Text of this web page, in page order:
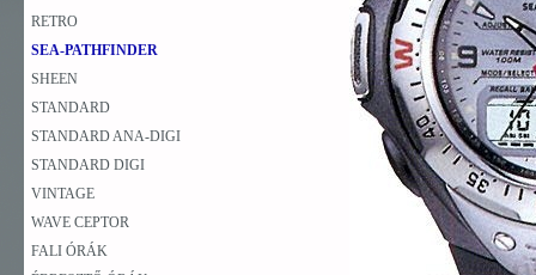
RETRO
SEA-PATHFINDER
SHEEN
STANDARD
STANDARD ANA-DIGI
STANDARD DIGI
VINTAGE
WAVE CEPTOR
FALI ÓRÁK